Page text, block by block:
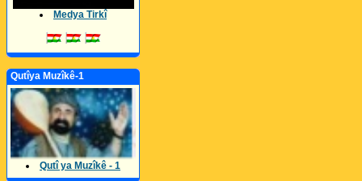
Medya Tirkî
Qutîya Muzîkê-1
Qutî ya Muzîkê - 1